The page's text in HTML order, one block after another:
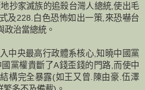
抄家滅族的追殺台灣人總統,使出毛
及228.白色恐怖如出一策,來恐嚇台
政治當總統。
中央最高行政體系核心,知曉中國黨
黨權貴斷了A錢歪錢的門路,而使中
構完全暴露(如王又曾.陳由豪.伍澤